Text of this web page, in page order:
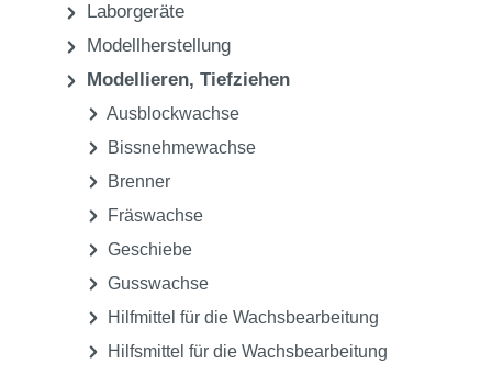
Laborgeräte
Modellherstellung
Modellieren, Tiefziehen
Ausblockwachse
Bissnehmewachse
Brenner
Fräswachse
Geschiebe
Gusswachse
Hilfmittel für die Wachsbearbeitung
Hilfsmittel für die Wachsbearbeitung